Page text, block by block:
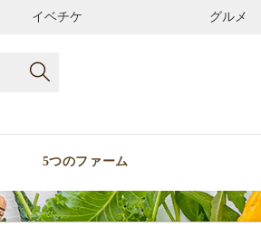
イベチケ グルメ
5つのファーム